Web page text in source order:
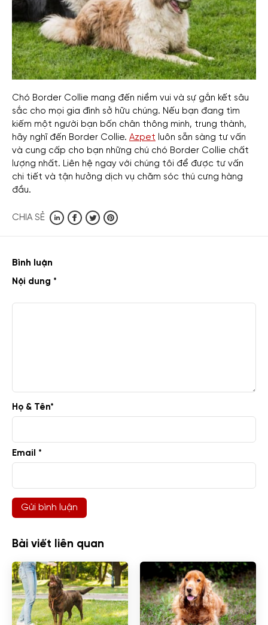
Chó Border Collie mang đến niềm vui và sự gắn kết sâu
sắc cho mọi gia đình sở hữu chúng. Nếu bạn đang tìm
kiếm một người bạn bốn chân thông minh, trung thành,
hãy nghĩ đến Border Collie. Azpet luôn sẵn sàng tư vấn
và cung cấp cho bạn những chú chó Border Collie chất
lượng nhất. Liên hệ ngay với chúng tôi để được tư vấn
chi tiết và tận hưởng dịch vụ chăm sóc thú cưng hàng
đầu.
CHIA SẺ
Bình luận
Nội dung *
Họ & Tên*
Email *
Bài viết liên quan